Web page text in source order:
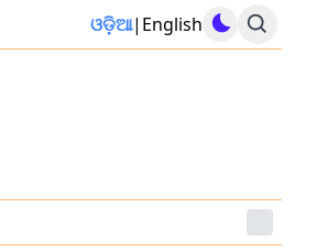
ଓଡ଼ିଆ| English